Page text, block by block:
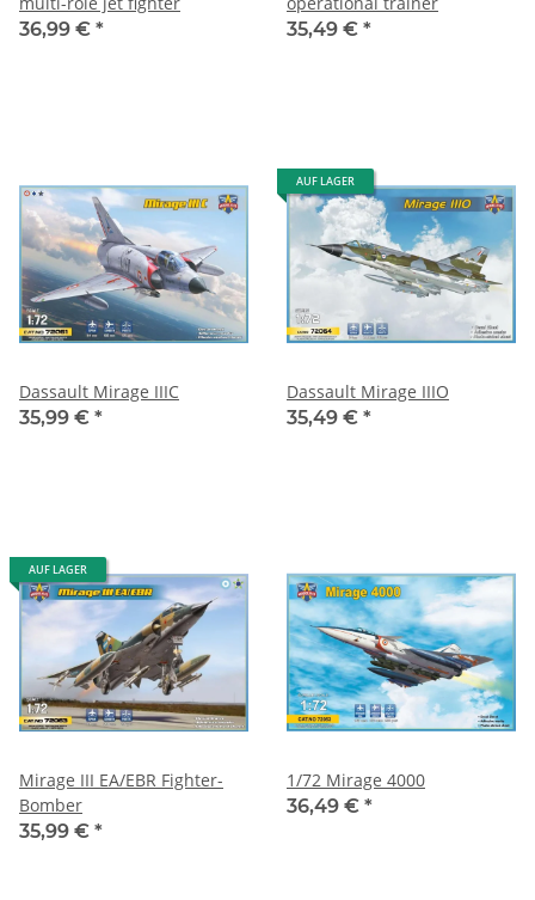
36,99 € *
35,49 € *
Dassault Mirage IIIC
35,99 € *
AUF LAGER
Dassault Mirage IIIO
35,49 € *
AUF LAGER
Mirage III EA/EBR Fighter-
Bomber
35,99 € *
1/72 Mirage 4000
36,49 € *